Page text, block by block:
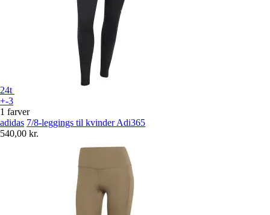
24t
+-3
1 farver
adidas 7/8-leggings til kvinder Adi365
540,00 kr.